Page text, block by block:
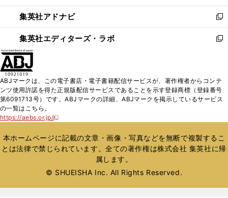
開
く
ウ
で
開
く
ン
ド
ウ
で
ウ
ィ
ン
ド
く
集英社アドナビ
新
し
い
ド
ウ
で
集英社エディターズ・ラボ
新
ィ
ン
ド
開
く
ABJマークは、この電子書店・電子書籍配信サービスが、著作権者からコンテ
ンツ使用許諾を得た正規版配信サービスであることを示す登録商標（登録番号
第6091713号）です。ABJマークの詳細、ABJマークを掲示しているサービス
の一覧はこちら。
https://aebs.or.jp/
新
い
ウ
ィ
ウ
本ホームページに記載の文章・画像・写真などを無断で複製するこ
とは法律で禁じられています。全ての著作権は株式会社 集英社に帰
属します。
© SHUEISHA Inc. All Rights Reserved.